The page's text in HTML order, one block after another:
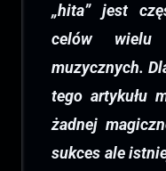
„hita” jest
celów wielu
muzycznych.
tego artykułu
żadnej
sukces ale